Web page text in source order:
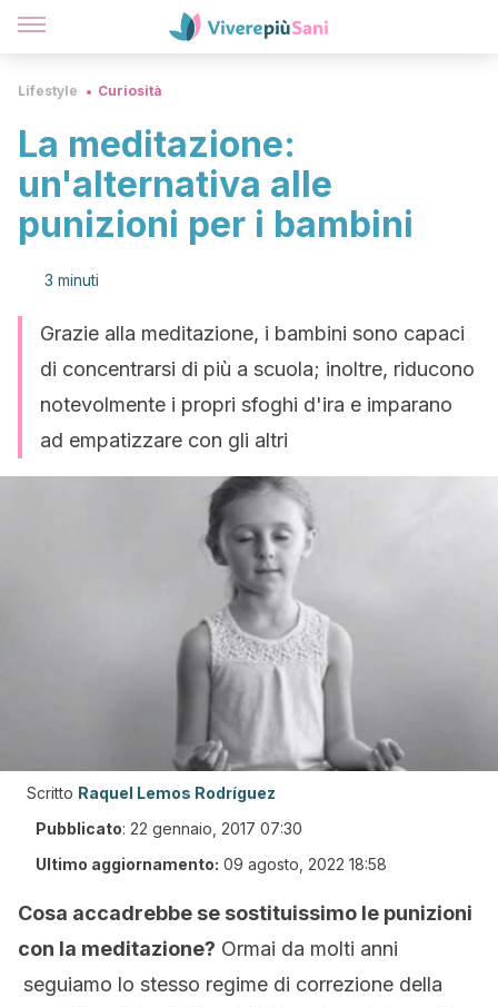
Lifestyle Curiosità
La meditazione:
un'alternativa alle
punizioni per i bambini
3 minuti
Grazie alla meditazione, i bambini sono capaci
di concentrarsi di più a scuola; inoltre, riducono
notevolmente i propri sfoghi d'ira e imparano
ad empatizzare con gli altri
Scritto Raquel Lemos Rodríguez
Pubblicato: 22 gennaio, 2017 07:30
Ultimo aggiornamento: 09 agosto, 2022 18:58
Cosa accadrebbe se sostituissimo le punizioni
con la meditazione? Ormai da molti anni
seguiamo lo stesso regime di correzione della